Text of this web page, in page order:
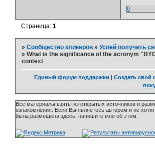
0
Страница:1
»Сообщество кликеров »Успей получить
»What is the significance of the acronym
context
Единый форум поддержки | Создать свой
Все материалы взяты из открытых источников и
ознакомления. Если Вы являетесь автором и не
была размещена здесь, напишите мне об этом.